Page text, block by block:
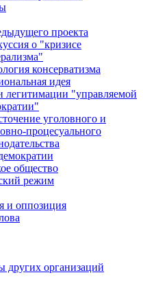
проекта
о "кризисе
консерватизма
идея
легитимации "управляемой
уголовного и
процесуального
общество
режим
и оппозиция
других организаций